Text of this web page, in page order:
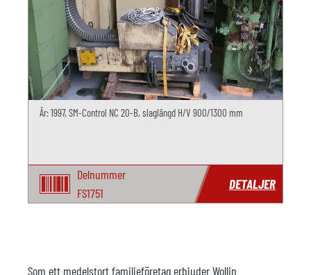
År: 1997, SM-Control NC 20-B, slaglängd H/V 900/1300 mm
Delnummer
FS1751
DETALJER
Som ett medelstort familjeföretag erbjuder Wollin